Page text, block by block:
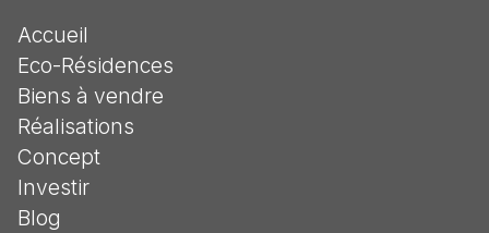
Accueil
Eco-Résidences
Biens à vendre
Réalisations
Concept
Investir
Blog